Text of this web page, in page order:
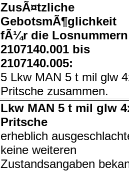
ZusÃ¤tzliche
GebotsmÃ¶glichkeit
fÃ¼r die Losnummern
2107140.001 bis
2107140.005:
5 Lkw MAN 5 t mil glw
Pritsche zusammen.
Lkw MAN 5 t mil glw
Pritsche
erheblich
keine weiteren
Zustandsangaben